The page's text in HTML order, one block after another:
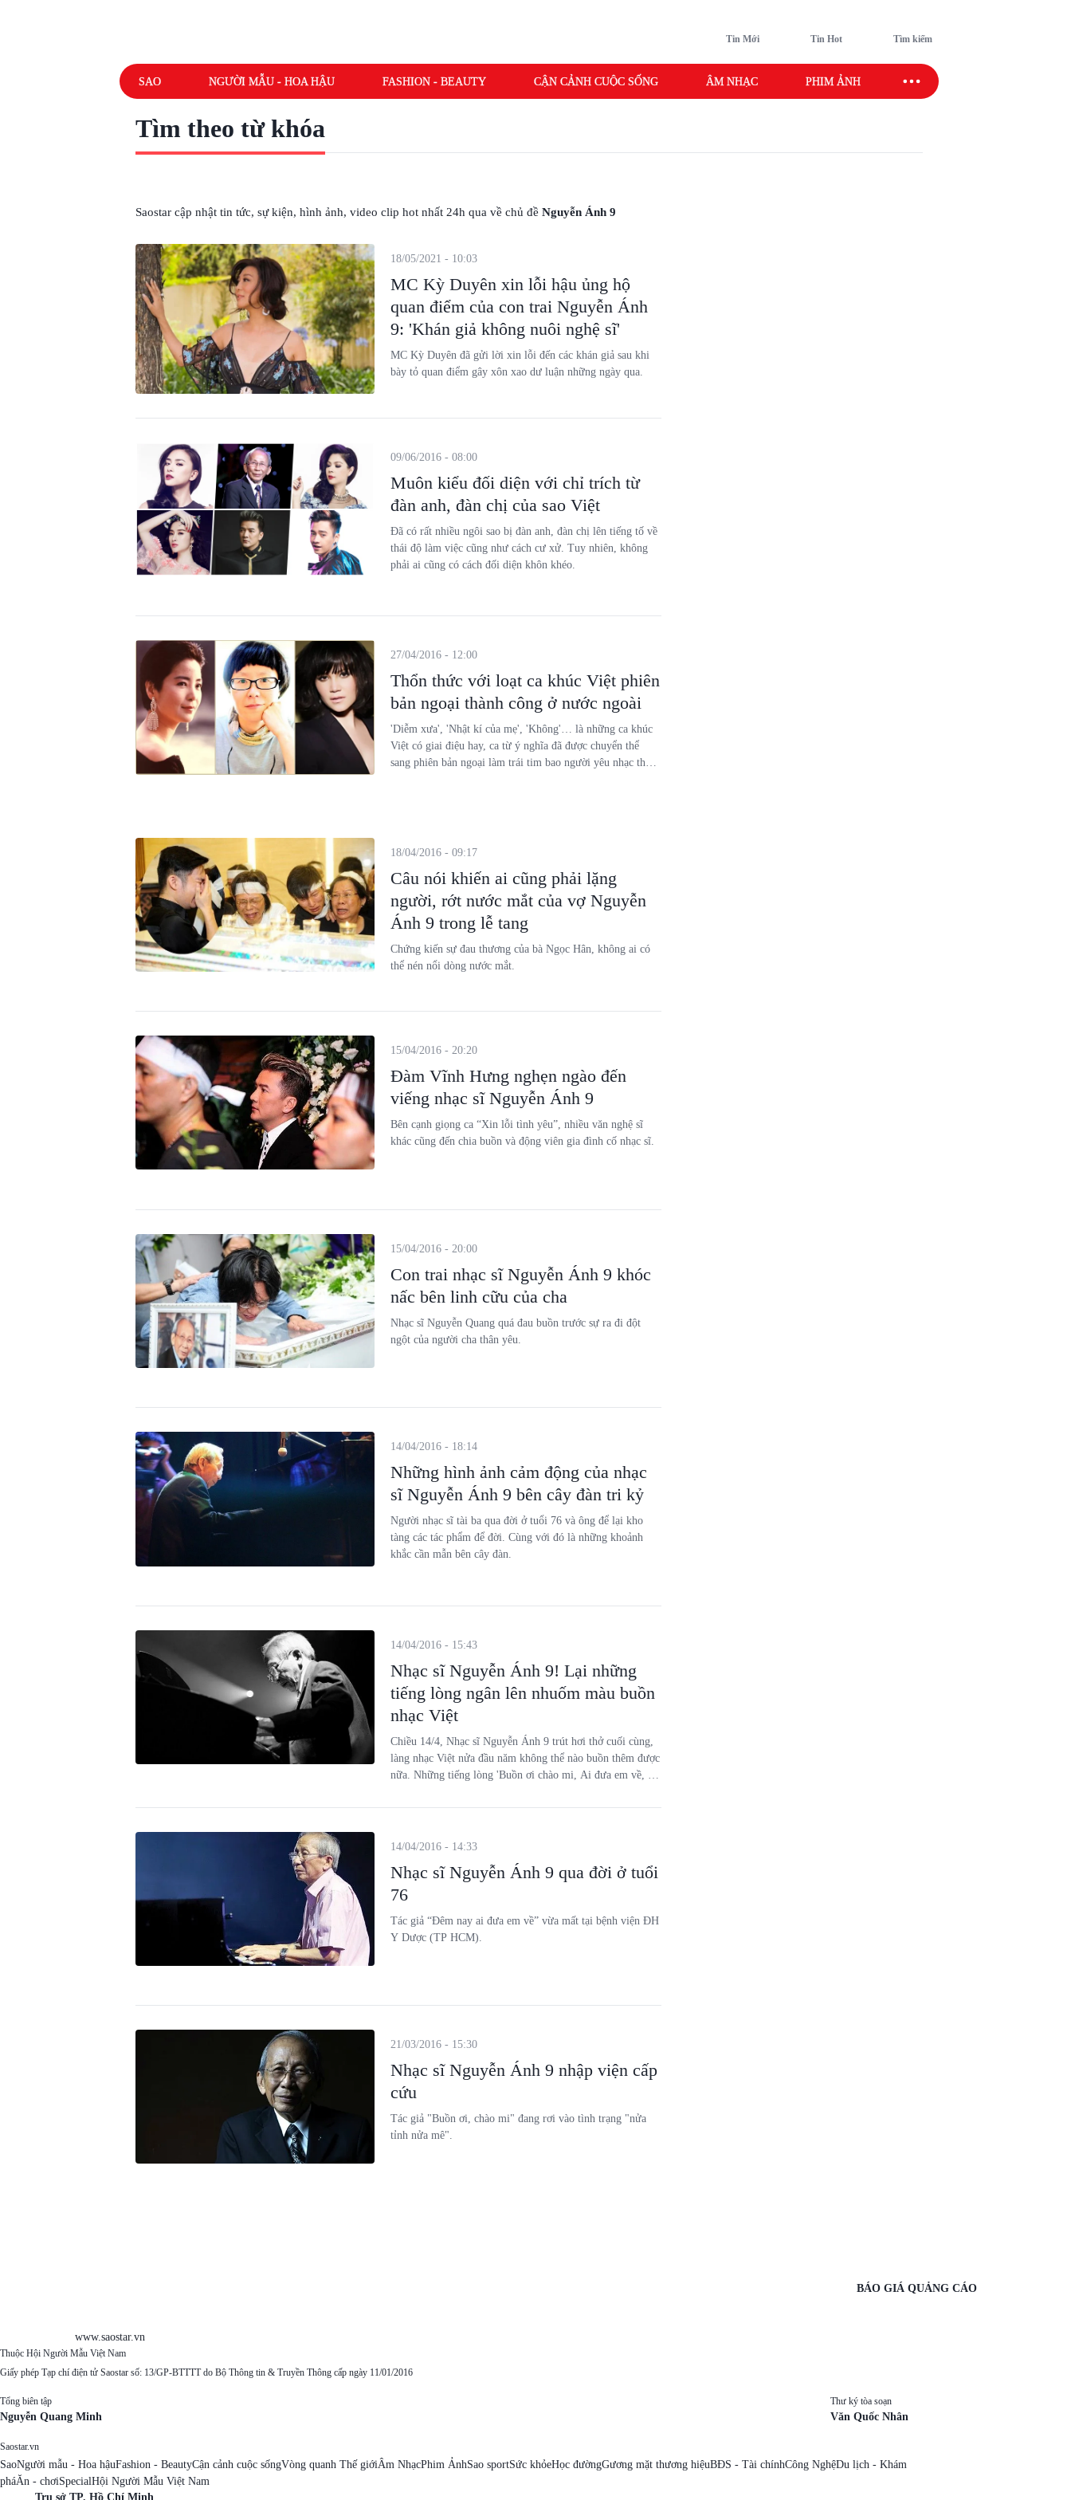
Tin Mới Tin Hot Tìm kiếm
SAO NGƯỜI MẪU - HOA HẬU FASHION - BEAUTY CẬN CẢNH CUỘC SỐNG ÂM NHẠC PHIM ẢNH SAO SPORT
Tìm theo từ khóa
Saostar cập nhật tin tức, sự kiện, hình ảnh, video clip hot nhất 24h qua về chủ đề Nguyễn Ánh 9
MC Kỳ Duyên xin lỗi hậu ủng hộ
quan điểm của con trai Nguyễn Ánh
9: 'Khán giả không nuôi nghệ sĩ'
18/05/2021 - 10:03
MC Kỳ Duyên đã gửi lời xin lỗi đến các khán giả sau khi
bày tỏ quan điểm gây xôn xao dư luận những ngày qua.
Muôn kiểu đối diện với chỉ trích từ
đàn anh, đàn chị của sao Việt
09/06/2016 - 08:00
Đã có rất nhiều ngôi sao bị đàn anh, đàn chị lên tiếng tố về
thái độ làm việc cũng như cách cư xử. Tuy nhiên, không
phải ai cũng có cách đối diện khôn khéo.
Thổn thức với loạt ca khúc Việt phiên
bản ngoại thành công ở nước ngoài
27/04/2016 - 12:00
'Diễm xưa', 'Nhật kí của mẹ', 'Không'… là những ca khúc
Việt có giai điệu hay, ca từ ý nghĩa đã được chuyển thể
sang phiên bản ngoại làm trái tim bao người yêu nhạc thổn
Câu nói khiến ai cũng phải lặng
người, rớt nước mắt của vợ Nguyễn
Ánh 9 trong lễ tang
18/04/2016 - 09:17
Chứng kiến sự đau thương của bà Ngọc Hân, không ai có
thể nén nổi dòng nước mắt.
Đàm Vĩnh Hưng nghẹn ngào đến
viếng nhạc sĩ Nguyễn Ánh 9
15/04/2016 - 20:20
Bên cạnh giọng ca “Xin lỗi tình yêu”, nhiều văn nghệ sĩ
khác cũng đến chia buồn và động viên gia đình cố nhạc sĩ.
Con trai nhạc sĩ Nguyễn Ánh 9 khóc
nấc bên linh cữu của cha
15/04/2016 - 20:00
Nhạc sĩ Nguyễn Quang quá đau buồn trước sự ra đi đột
ngột của người cha thân yêu.
Những hình ảnh cảm động của nhạc
sĩ Nguyễn Ánh 9 bên cây đàn tri kỷ
14/04/2016 - 18:14
Người nhạc sĩ tài ba qua đời ở tuổi 76 và ông để lại kho
tàng các tác phẩm để đời. Cùng với đó là những khoảnh
khắc cần mẫn bên cây đàn.
Nhạc sĩ Nguyễn Ánh 9! Lại những
tiếng lòng ngân lên nhuốm màu buồn
nhạc Việt
14/04/2016 - 15:43
Chiều 14/4, Nhạc sĩ Nguyễn Ánh 9 trút hơi thở cuối cùng,
làng nhạc Việt nửa đầu năm không thể nào buồn thêm được
nữa. Những tiếng lòng 'Buồn ơi chào mi, Ai đưa em về, Cô
vọng mãi từ tiếng đàn của vị nhạc sĩ tài hoa này.
Nhạc sĩ Nguyễn Ánh 9 qua đời ở tuổi
76
14/04/2016 - 14:33
Tác giả “Đêm nay ai đưa em về” vừa mất tại bệnh viện ĐH
Y Dược (TP HCM).
Nhạc sĩ Nguyễn Ánh 9 nhập viện cấp
cứu
21/03/2016 - 15:30
Tác giả "Buồn ơi, chào mi" đang rơi vào tình trạng "nửa
tỉnh nửa mê".
www.saostar.vn
BÁO GIÁ QUẢNG CÁO
Thuộc Hội Người Mẫu Việt Nam
Giấy phép Tạp chí điện tử Saostar số: 13/GP-BTTTT do Bộ Thông tin & Truyền Thông cấp ngày 11/01/2016
Tổng biên tập
Nguyễn Quang Minh
Thư ký tòa soạn
Văn Quốc Nhân
Saostar.vn
SaoNgười mẫu - Hoa hậuFashion - BeautyCận cảnh cuộc sốngVòng quanh Thế giớiÂm NhạcPhim ẢnhSao sportSức khỏeHọc đườngGương mặt thương hiệuBĐS - Tài chínhCông NghệDu lịch - Khám
pháĂn - chơiSpecialHội Người Mẫu Việt Nam
Trụ sở TP. Hồ Chí Minh